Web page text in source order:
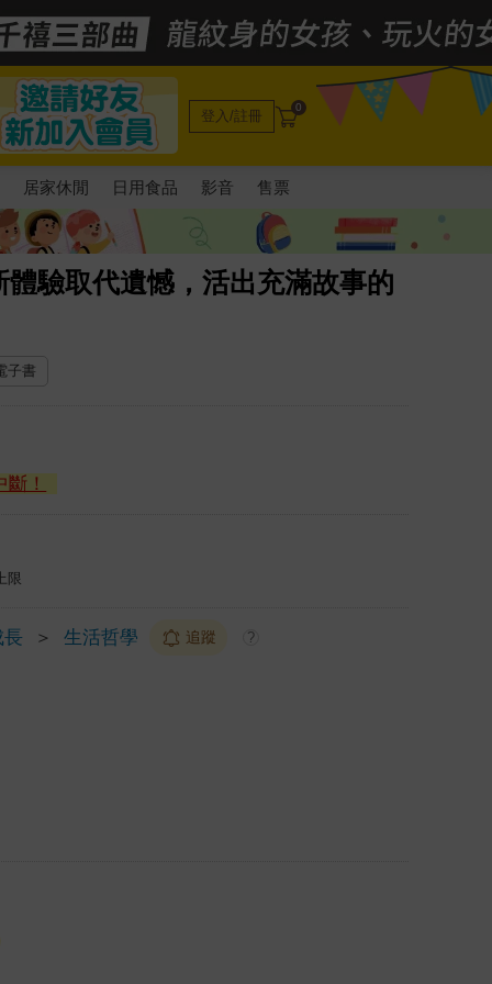
登入/註冊 0
居家休閒 日用食品 影音 售票
驗取代遺憾，活出充滿故事的
子書
！
限
長 ＞ 生活哲學 追蹤 ?